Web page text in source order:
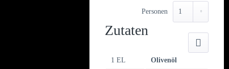
Personen
Zutaten
1 EL
Olivenöl